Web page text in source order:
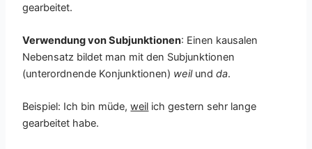
gearbeitet.
Verwendung von Subjunktionen: Einen kausalen
Nebensatz bildet man mit den Subjunktionen
(unterordnende Konjunktionen) weilundda.
Beispiel: Ich bin müde,weil ich gestern sehr lange
gearbeitet habe.